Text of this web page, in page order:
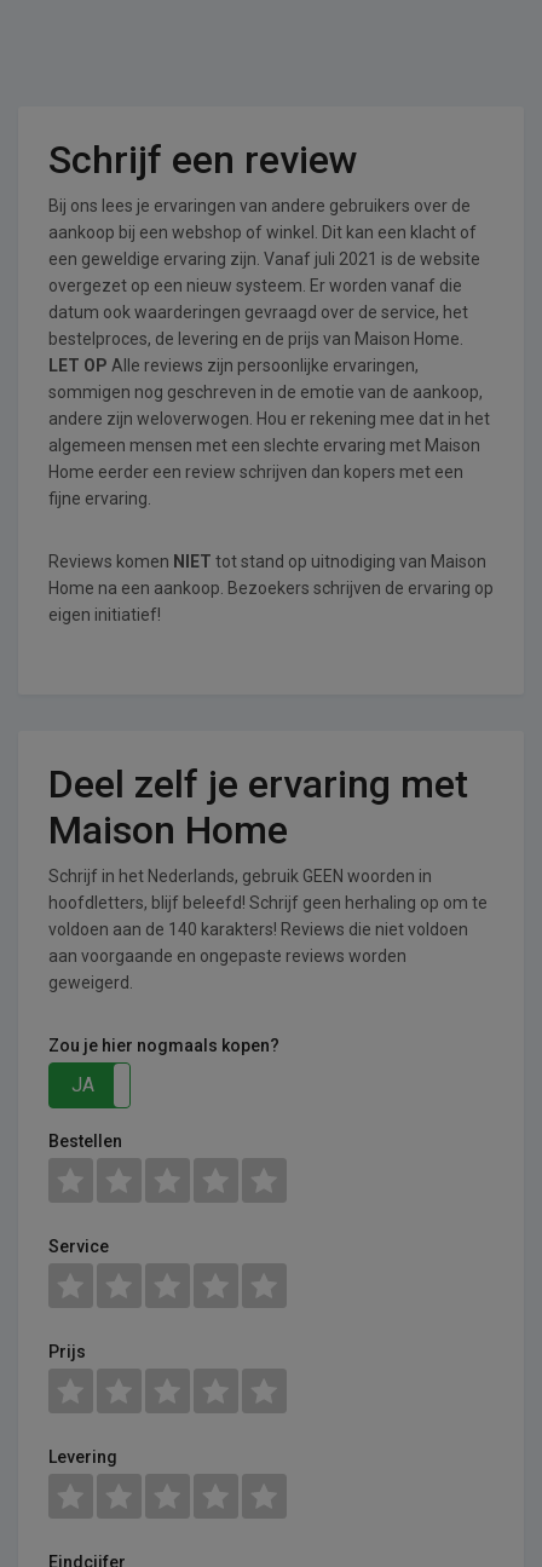
Schrijf een review
Bij ons lees je ervaringen van andere gebruikers over de
aankoop bij een webshop of winkel. Dit kan een klacht of
een geweldige ervaring zijn. Vanaf juli 2021 is de website
overgezet op een nieuw systeem. Er worden vanaf die
datum ook waarderingen gevraagd over de service, het
bestelproces, de levering en de prijs van Maison Home.
LET OP Alle reviews zijn persoonlijke ervaringen,
sommigen nog geschreven in de emotie van de aankoop,
andere zijn weloverwogen. Hou er rekening mee dat in het
algemeen mensen met een slechte ervaring met Maison
Home eerder een review schrijven dan kopers met een
fijne ervaring.
Reviews komen NIET tot stand op uitnodiging van Maison
Home na een aankoop. Bezoekers schrijven de ervaring op
eigen initiatief!
Deel zelf je ervaring met
Maison Home
Schrijf in het Nederlands, gebruik GEEN woorden in
hoofdletters, blijf beleefd! Schrijf geen herhaling op om te
voldoen aan de 140 karakters! Reviews die niet voldoen
aan voorgaande en ongepaste reviews worden
geweigerd.
Zou je hier nogmaals kopen?
JA
Bestellen
Service
Prijs
Levering
Eindcijfer